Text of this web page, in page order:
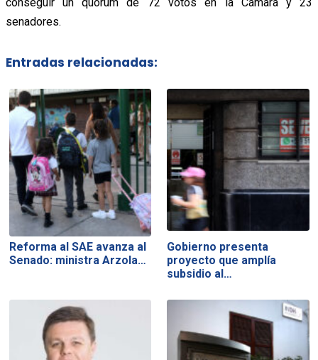
senadores.
Entradas relacionadas:
Reforma al SAE avanza al
Senado: ministra Arzola…
Gobierno presenta
proyecto que amplía
subsidio al…